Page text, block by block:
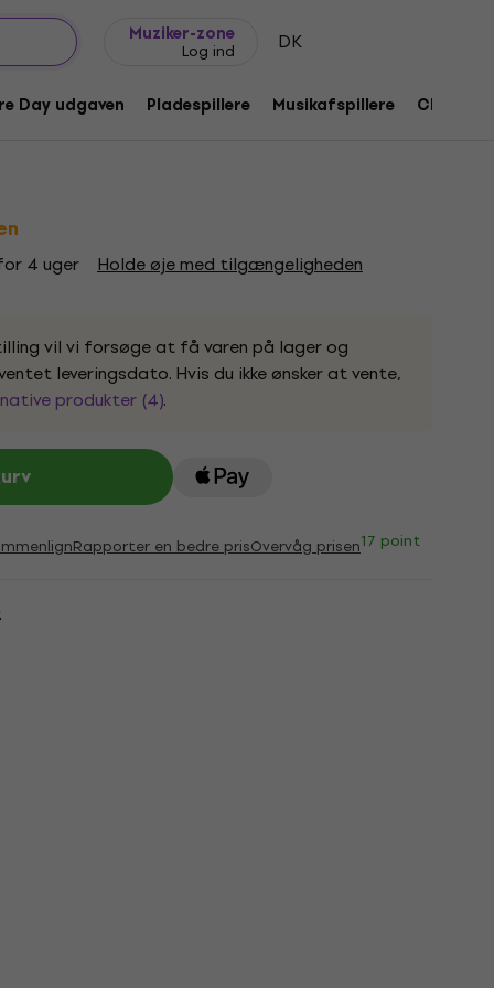
Muziker-zone
Log ind DK
Day udgaven Pladespillere Musikafspillere CD
1190902
4 uger Holde øje med tilgængeligheden
vil vi forsøge at få varen på lager og
leveringsdato. Hvis du ikke ønsker at vente,
produkter (4).
Rapporter en bedre prisOvervåg prisen17 point